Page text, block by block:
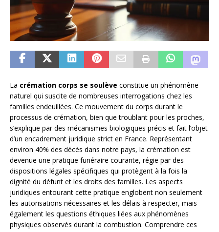
La crémation corps se soulève constitue un phénomène
naturel qui suscite de nombreuses interrogations chez les
familles endeuillées. Ce mouvement du corps durant le
processus de crémation, bien que troublant pour les proches,
s’explique par des mécanismes biologiques précis et fait l’objet
d’un encadrement juridique strict en France. Représentant
environ 40% des décès dans notre pays, la crémation est
devenue une pratique funéraire courante, régie par des
dispositions légales spécifiques qui protègent à la fois la
dignité du défunt et les droits des familles. Les aspects
juridiques entourant cette pratique englobent non seulement
les autorisations nécessaires et les délais à respecter, mais
également les questions éthiques liées aux phénomènes
physiques observés durant la combustion. Comprendre ces